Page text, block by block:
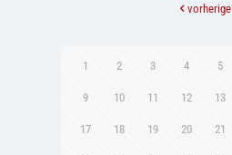
vorherige
1 2 3 4 5
9 10 11 12 13
17 18 19 20 21